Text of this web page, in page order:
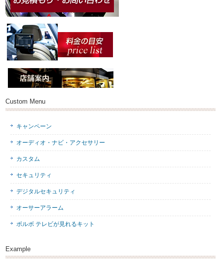
Custom Menu
キャンペーン
オーディオ・ナビ・アクセサリー
カスタム
セキュリティ
デジタルセキュリティ
オーサーアラーム
ボルボ テレビが見れるキット
Example